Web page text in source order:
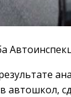
автошкол,